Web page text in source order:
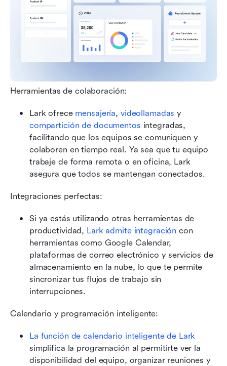
Herramientas de colaboración:
Lark ofrece mensajería, videollamadas
compartición de documentos integradas,
facilitando que los equipos se comuniquen y
colaboren en tiempo real. Ya sea que tu equipo
trabaje de forma remota o en oficina, Lark
asegura que todos se mantengan conectados.
Integraciones perfectas:
Si ya estás utilizando otras herramientas de
productividad, Lark admite integración con
herramientas como Google Calendar,
plataformas de correo electrónico y servicios de
almacenamiento en la nube, lo que te permite
sincronizar tus flujos de trabajo sin
interrupciones.
Calendario y programación inteligente:
La función de calendario inteligente de Lark
simplifica la programación al permitirte ver la
disponibilidad del equipo, organizar reuniones y